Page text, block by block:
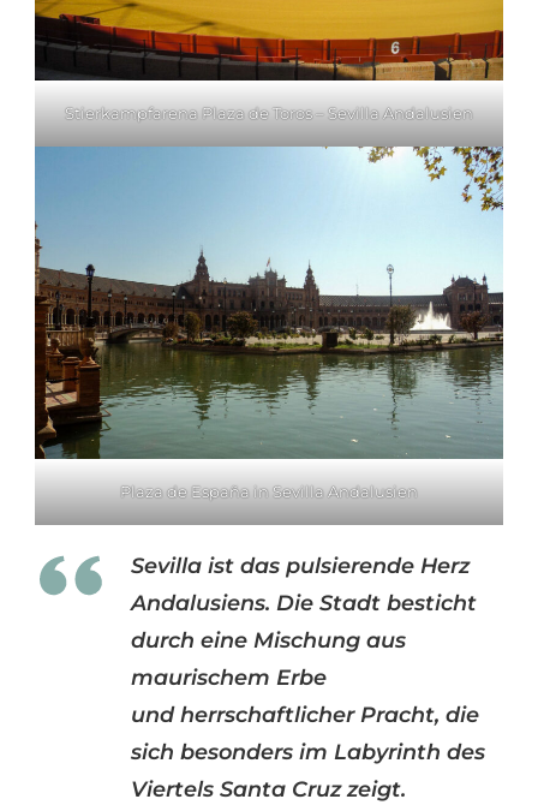
Stierkampfarena Plaza de Toros – Sevilla Andalusien
Plaza de España in Sevilla Andalusien
Sevilla ist das pulsierende Herz
Andalusiens. Die Stadt besticht
durch eine Mischung aus
maurischem Erbe
und herrschaftlicher Pracht, die
sich besonders im Labyrinth des
Viertels Santa Cruz zeigt.